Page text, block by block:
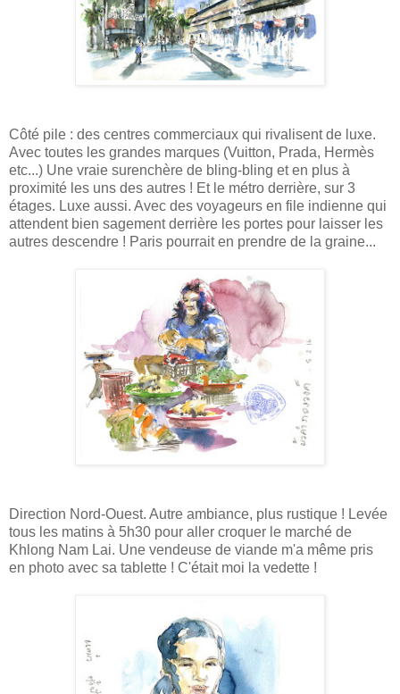
Côté pile : des centres commerciaux qui rivalisent de luxe.
Avec toutes les grandes marques (Vuitton, Prada, Hermès
etc...) Une vraie surenchère de bling-bling et en plus à
proximité les uns des autres ! Et le métro derrière, sur 3
étages. Luxe aussi. Avec des voyageurs en file indienne qui
attendent bien sagement derrière les portes pour laisser les
autres descendre ! Paris pourrait en prendre de la graine...
Direction Nord-Ouest. Autre ambiance, plus rustique ! Levée
tous les matins à 5h30 pour aller croquer le marché de
Khlong Nam Lai. Une vendeuse de viande m'a même pris
en photo avec sa tablette ! C'était moi la vedette !